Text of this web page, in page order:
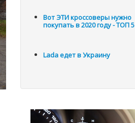
Вот ЭТИ кроссоверы нужно
покупать в 2020 году - ТОП 5
Lada едет в Украину